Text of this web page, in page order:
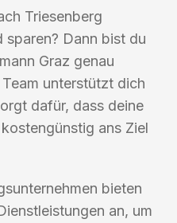
Triesenberg
sparen? Dann bist du
Graz genau
unterstützt dich
dafür, dass deine
ans Ziel
bieten
an, um